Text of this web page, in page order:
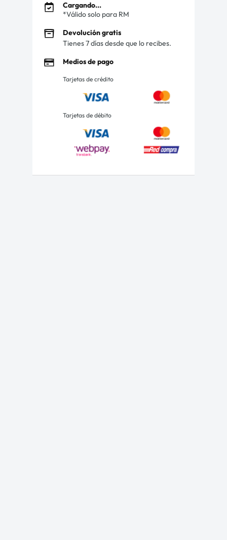
Cargando...
*Válido solo para RM
Devolución gratis
Tienes 7 días desde que lo recibes.
Medios de pago
Tarjetas de crédito
Tarjetas de débito